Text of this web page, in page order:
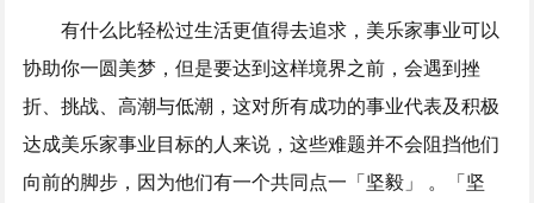
有什么比轻松过生活更值得去追求，美乐家事业可以
协助你一圆美梦，但是要达到这样境界之前，会遇到挫
折、挑战、高潮与低潮，这对所有成功的事业代表及积极
达成美乐家事业目标的人来说，这些难题并不会阻挡他们
向前的脚步，因为他们有一个共同点一「坚毅」 。「坚